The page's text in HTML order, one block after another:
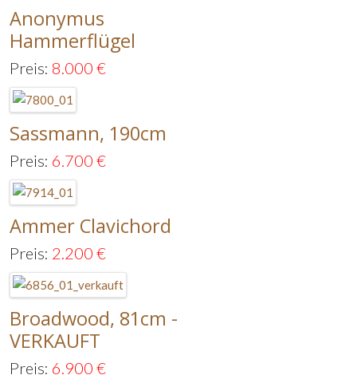
Anonymus
Hammerflügel
Preis: 8.000 €
Sassmann, 190cm
Preis: 6.700 €
Ammer Clavichord
Preis: 2.200 €
Broadwood, 81cm -
VERKAUFT
Preis: 6.900 €